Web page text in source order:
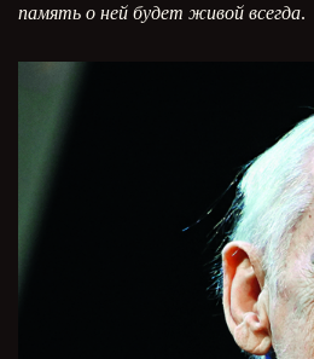
память о ней будет живой всегда.